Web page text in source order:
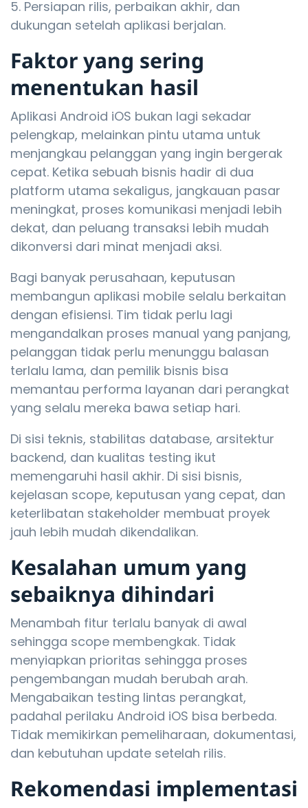
Persiapan rilis, perbaikan akhir, dan
dukungan setelah aplikasi berjalan.
Faktor yang sering
menentukan hasil
Aplikasi Android iOS bukan lagi sekadar
pelengkap, melainkan pintu utama untuk
menjangkau pelanggan yang ingin bergerak
cepat. Ketika sebuah bisnis hadir di dua
platform utama sekaligus, jangkauan pasar
meningkat, proses komunikasi menjadi lebih
dekat, dan peluang transaksi lebih mudah
dikonversi dari minat menjadi aksi.
Bagi banyak perusahaan, keputusan
membangun aplikasi mobile selalu berkaitan
dengan efisiensi. Tim tidak perlu lagi
mengandalkan proses manual yang panjang,
pelanggan tidak perlu menunggu balasan
terlalu lama, dan pemilik bisnis bisa
memantau performa layanan dari perangkat
yang selalu mereka bawa setiap hari.
Di sisi teknis, stabilitas database, arsitektur
backend, dan kualitas testing ikut
memengaruhi hasil akhir. Di sisi bisnis,
kejelasan scope, keputusan yang cepat, dan
keterlibatan stakeholder membuat proyek
jauh lebih mudah dikendalikan.
Kesalahan umum yang
sebaiknya dihindari
Menambah fitur terlalu banyak di awal
sehingga scope membengkak. Tidak
menyiapkan prioritas sehingga proses
pengembangan mudah berubah arah.
Mengabaikan testing lintas perangkat,
padahal perilaku Android iOS bisa berbeda.
Tidak memikirkan pemeliharaan, dokumentasi,
dan kebutuhan update setelah rilis.
Rekomendasi implementasi